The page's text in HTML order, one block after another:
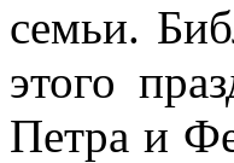
семьи.
этого
Петра и